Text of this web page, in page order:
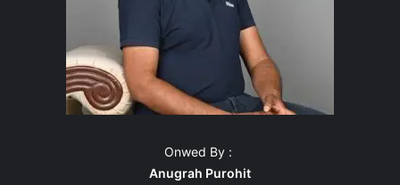
Onwed By :
Anugrah Purohit